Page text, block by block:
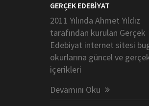
GERÇEK EDEBİYAT
2011 Yılında Ahmet Yıldız
tarafından kurulan Gerçek
Edebiyat internet sitesi
okurlarına güncel ve
içerikleri
Devamını Oku